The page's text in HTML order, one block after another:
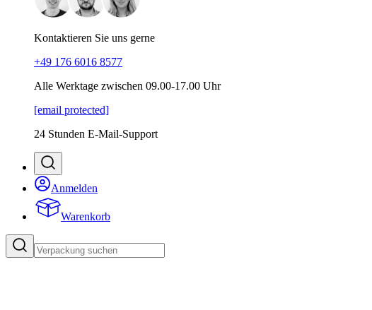
Kontaktieren Sie uns gerne
+49 176 6016 8577
Alle Werktage zwischen 09.00-17.00 Uhr
[email protected]
24 Stunden E-Mail-Support
Anmelden
Warenkorb